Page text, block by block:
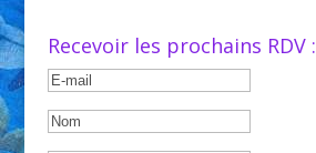
Recevoir les prochains RDV :